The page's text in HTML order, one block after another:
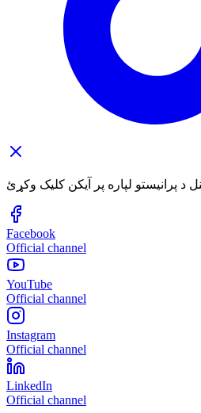
Facebook
Official channel
YouTube
Official channel
Instagram
Official channel
LinkedIn
Official channel